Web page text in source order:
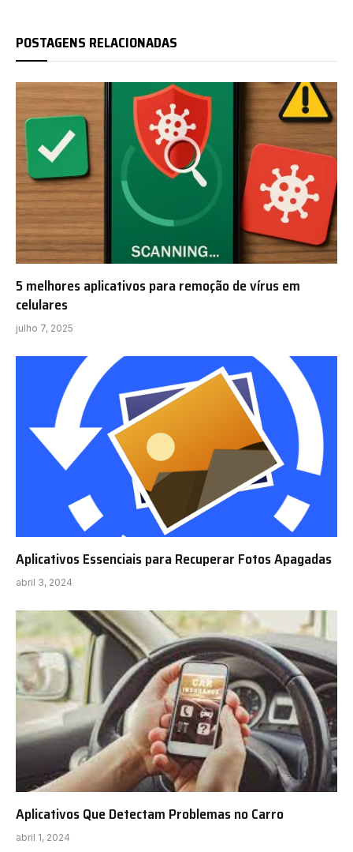
POSTAGENS RELACIONADAS
5 melhores aplicativos para remoção de vírus em
celulares
julho 7, 2025
Aplicativos Essenciais para Recuperar Fotos Apagadas
abril 3, 2024
Aplicativos Que Detectam Problemas no Carro
abril 1, 2024